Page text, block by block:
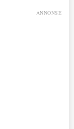
ANNONSE